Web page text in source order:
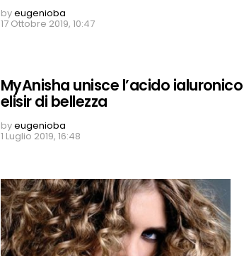
byeugenioba
17 Ottobre 2019, 10:47
MyAnisha unisce l’acido
elisir di bellezza
byeugenioba
1 Luglio 2019, 16:48